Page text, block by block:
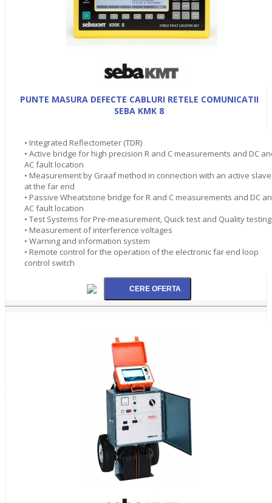
PUNTE MASURA DEFECTE CABLURI RETELE COMUNICATII
SEBA KMK 8
• Integrated Reflectometer (TDR)
• Active bridge for high precision R and C measurements and DC
AC fault location
• Measurement by Graaf method in connection with an active slave
at the far end
• Passive Wheatstone bridge for R and C measurements and DC
AC fault location
• Test Systems for Pre-measurement, Quick test and Quality testing
• Measurement of interference voltages
• Warning and information system
• Remote control for the operation of the electronic far end loop
control switch